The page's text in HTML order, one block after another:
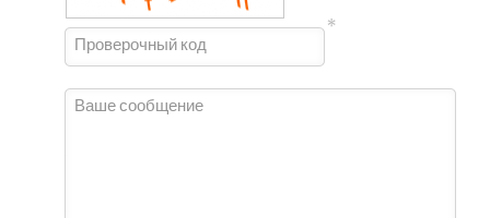
Проверочный код
Ваше сообщение